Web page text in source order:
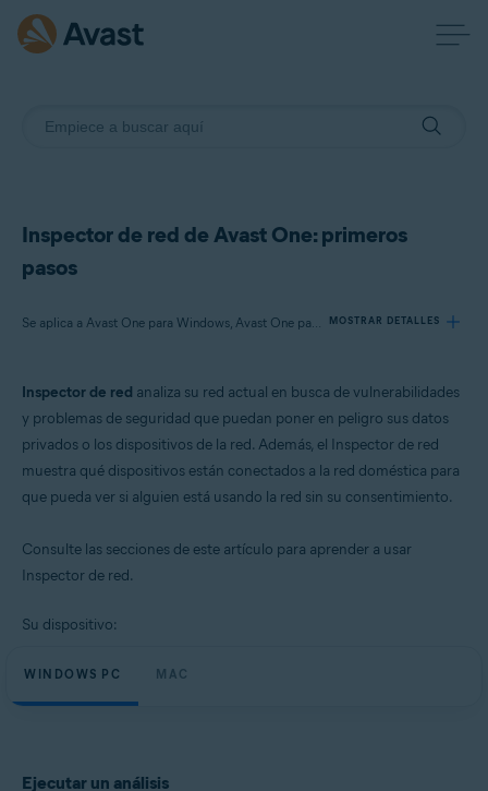
Inspector de red de Avast One: primeros
pasos
Se aplica a Avast One para Windows, Avast One para Mac MOSTRAR DETALLES
Avast One 24.x para Mac
Sistemas operativos:
Microsoft Windows 10 Home/Pro/Enterprise/Education - 32 o 64 bits
Microsoft Windows 8.1/Pro/Enterprise - 32 o 64 bits
Premium/Professional/Enterprise/Ultimate - Service Pack 1 con
Apple macOS 13.x (Ventura)
Apple macOS 10.14.x (Mojave)
Inspector de red analiza su red actual en busca de vulnerabilidades
y problemas de seguridad que puedan poner en peligro sus datos
privados o los dispositivos de la red. Además, el Inspector de red
muestra qué dispositivos están conectados a la red doméstica para
que pueda ver si alguien está usando la red sin su consentimiento.
Consulte las secciones de este artículo para aprender a usar
Inspector de red.
Su dispositivo:
WINDOWS PC MAC
Ejecutar un análisis